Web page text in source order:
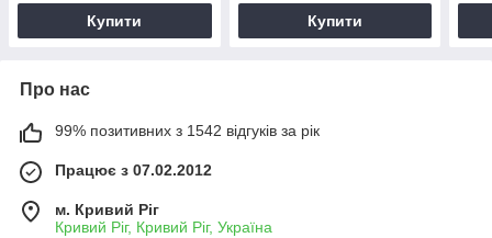
Купити Купити
Про нас
99% позитивних з 1542 відгуків за рік
Працює з 07.02.2012
м. Кривий Ріг
Кривий Ріг, Кривий Ріг, Україна